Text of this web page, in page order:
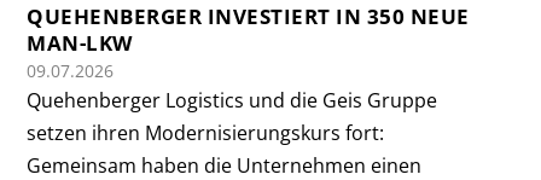
QUEHENBERGER INVESTIERT IN 350 NEUE
MAN-LKW
09.07.2026
Quehenberger Logistics und die Geis Gruppe
setzen ihren Modernisierungskurs fort:
Gemeinsam haben die Unternehmen einen